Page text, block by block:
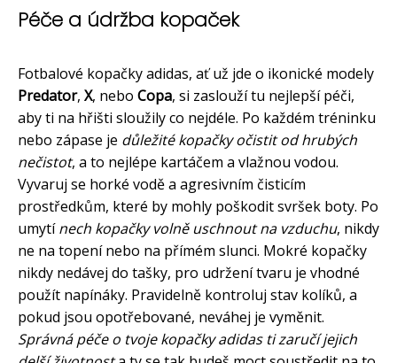
Péče a údržba kopaček
Fotbalové kopačky adidas, ať už jde o ikonické modely
Predator, X, nebo Copa, si zaslouží tu nejlepší péči,
aby ti na hřišti sloužily co nejdéle. Po každém tréninku
nebo zápase je důležité kopačky očistit od hrubých
nečistot, a to nejlépe kartáčem a vlažnou vodou.
Vyvaruj se horké vodě a agresivním čisticím
prostředkům, které by mohly poškodit svršek boty. Po
umytínech kopačky volně uschnout na vzduchu, nikdy
ne na topení nebo na přímém slunci. Mokré kopačky
nikdy nedávej do tašky, pro udržení tvaru je vhodné
použít napínáky. Pravidelně kontroluj stav kolíků, a
pokud jsou opotřebované, neváhej je vyměnit.
Správná péče o tvoje kopačky adidas ti zaručí jejich